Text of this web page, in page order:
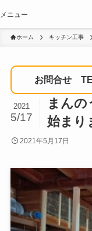
ホーム キッチン工事
お問合せ
まん
始まり
2021
5/17
2021年5月17日